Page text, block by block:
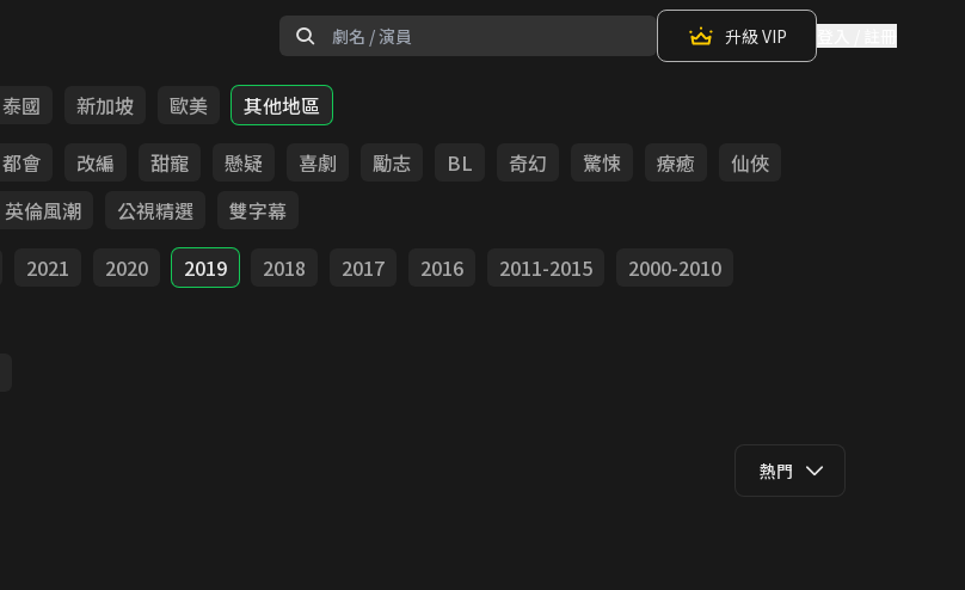
升級 VIP
泰國 新加坡 歐美
其他地區
都會 改編 甜寵 懸疑 喜劇 勵志 BL 奇幻 驚悚 療癒
仙俠
英倫風潮 公視精選
雙字幕
2021 2020 2019 2018 2017 2016 2011-2015
2000-2010
熱門